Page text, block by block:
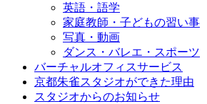
英語・語学
家庭教師・子どもの習い事
写真・動画
ダンス・バレエ・スポーツ
バーチャルオフィスサービス
京都朱雀スタジオができた理由
スタジオからのお知らせ